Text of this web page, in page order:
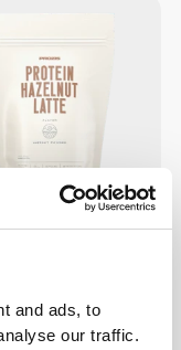
and ads, to
our traffic.
€27.99
20%